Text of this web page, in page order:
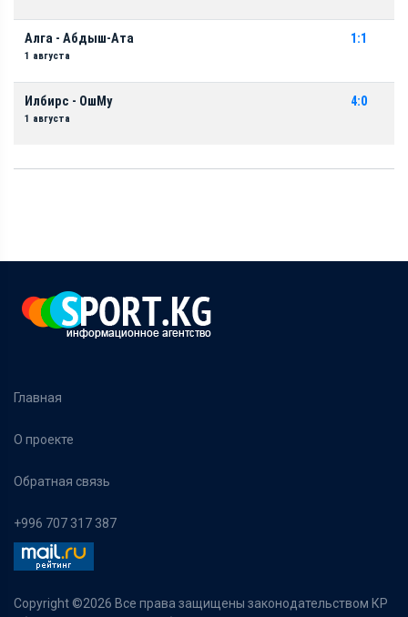
Алга - Абдыш-Ата
1 августа
1:1
Илбирс - ОшМу
1 августа
4:0
Главная
О проекте
Обратная связь
+996 707 317 387
Copyright ©2026 Все права защищены законодательством КР